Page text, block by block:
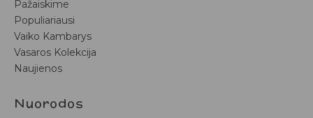
Pažaiskime
Populiariausi
Vaiko Kambarys
Vasaros Kolekcija
Naujienos
Nuorodos